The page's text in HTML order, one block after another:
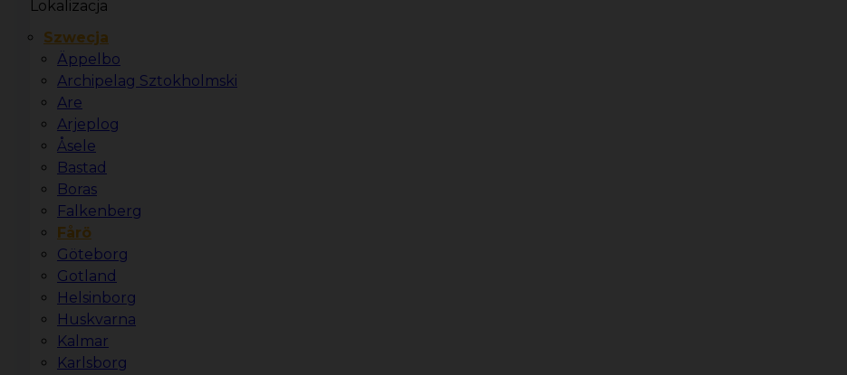
Lokalizacja
Szwecja
Äppelbo
Archipelag Sztokholmski
Are
Arjeplog
Åsele
Bastad
Boras
Falkenberg
Fårö
Göteborg
Gotland
Helsinborg
Huskvarna
Kalmar
Karlsborg